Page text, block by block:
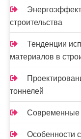
строительства
Тенденции
материалов в
тоннелей
Современные
Особенности